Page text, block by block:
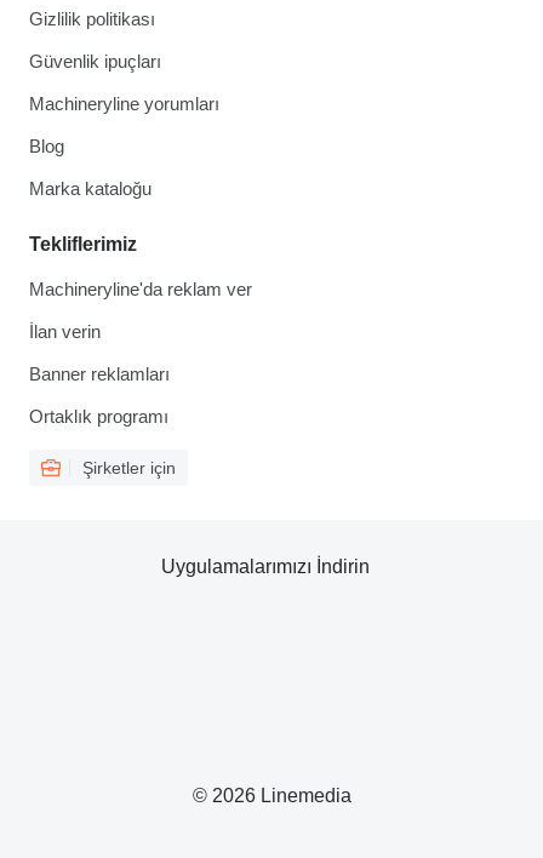
Gizlilik politikası
Güvenlik ipuçları
Machineryline yorumları
Blog
Marka kataloğu
Tekliflerimiz
Machineryline'da reklam ver
İlan verin
Banner reklamları
Ortaklık programı
Şirketler için
© 2026 Linemedia
Uygulamalarımızı İndirin